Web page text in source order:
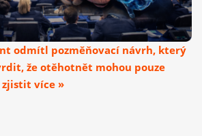
odmítl pozměňovací návrh, který
že otěhotnět mohou pouze
zjistit více »